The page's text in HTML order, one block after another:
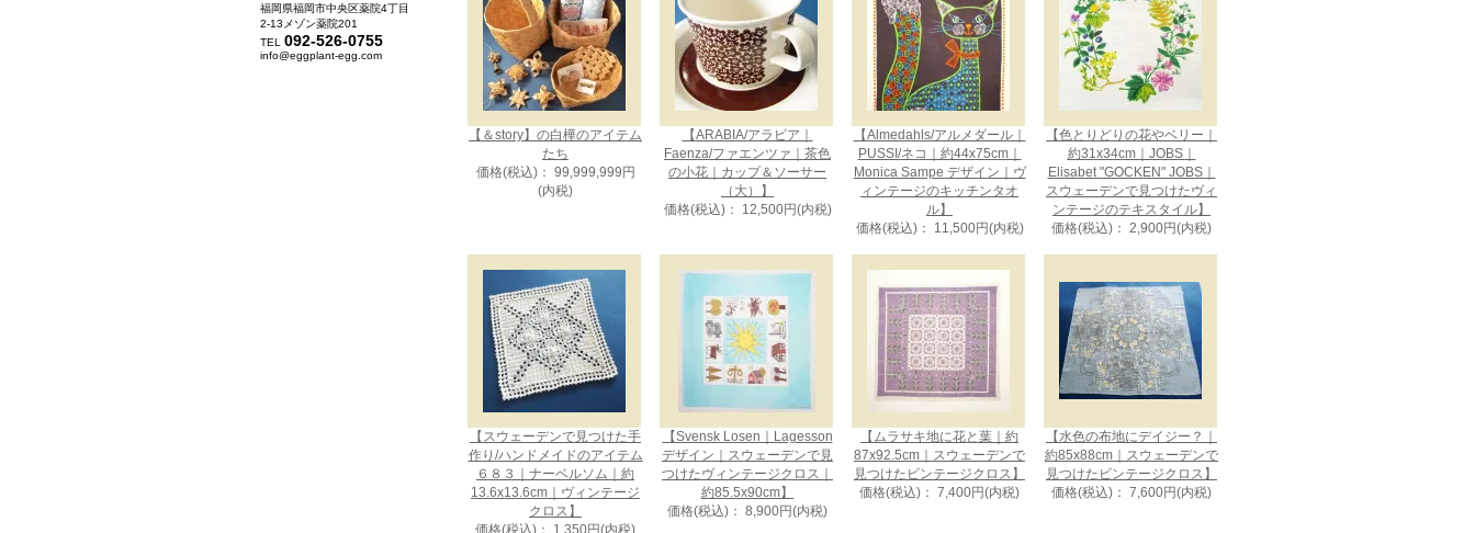
【＆story】の白樺のアイテム
たち
価格(税込)： 99,999,999円
(内税)
【ARABIA/アラビア｜
Faenza/ファエンツァ｜茶色
の小花｜カップ＆ソーサー
（大）】
価格(税込)： 12,500円(内税)
【Almedahls/アルメダール｜
PUSSI/ネコ｜約44x75cm｜
Monica Sampe デザイン｜ヴ
ィンテージのキッチンタオ
ル】
価格(税込)： 11,500円(内税)
【色とりどりの花やベリー｜
約31x34cm｜JOBS｜
Elisabet "GOCKEN" JOBS｜
スウェーデンで見つけたヴィ
ンテージのテキスタイル】
価格(税込)： 2,900円(内税)
【スウェーデンで見つけた手
作り/ハンドメイドのアイテム
６８３｜ナーベルソム｜約
13.6x13.6cm｜ヴィンテージ
クロス】
価格(税込)： 1,350円(内税)
【Svensk Losen｜Lagesson
デザイン｜スウェーデンで見
つけたヴィンテージクロス｜
約85.5x90cm】
価格(税込)： 8,900円(内税)
【ムラサキ地に花と葉｜約
87x92.5cm｜スウェーデンで
見つけたビンテージクロス】
価格(税込)： 7,400円(内税)
【水色の布地にデイジー？｜
約85x88cm｜スウェーデンで
見つけたビンテージクロス】
価格(税込)： 7,600円(内税)
福岡県福岡市中央区薬院4丁目
2-13メゾン薬院201
TEL 092-526-0755
info@eggplant-egg.com